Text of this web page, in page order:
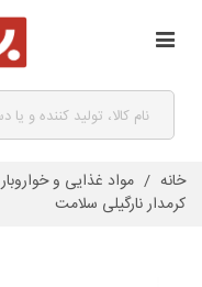
خانه / مواد غذایی و خواروبار
کرمدار نارگیلی سلامت